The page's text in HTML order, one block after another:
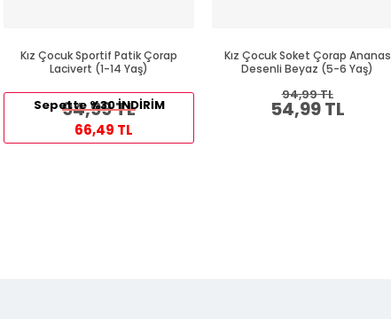
Kız Çocuk Sportif Patik Çorap
Lacivert (1-14 Yaş)
94,99 TL
Sepette %30 İNDİRİM
66,49 TL
Kız Çocuk Soket Çorap Ananas
Desenli Beyaz (5-6 Yaş)
54,99 TL
94,99 TL